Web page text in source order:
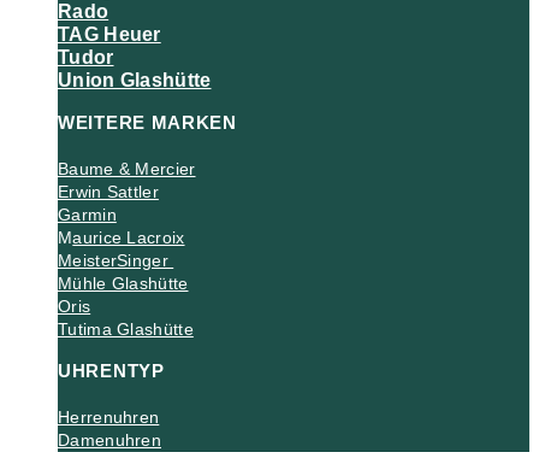
Rado
TAG Heuer
Tudor
Union Glashütte
WEITERE MARKEN
Baume & Mercier
Erwin Sattler
Garmin
Maurice Lacroix
MeisterSinger
Mühle Glashütte
Oris
Tutima Glashütte
UHRENTYP
Herrenuhren
Damenuhren